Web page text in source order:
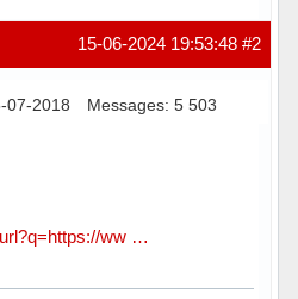
#2
15-06-2024 19:53:48
07-2018 Messages: 5 503
ww …